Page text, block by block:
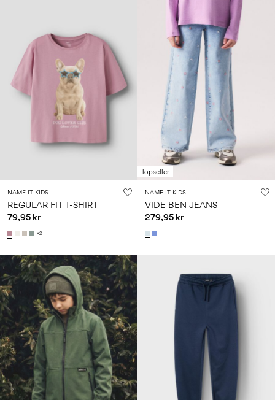
NAME IT KIDS
REGULAR FIT T-SHIRT
79,95 kr
+2
Topseller
NAME IT KIDS
VIDE BEN JEANS
279,95 kr